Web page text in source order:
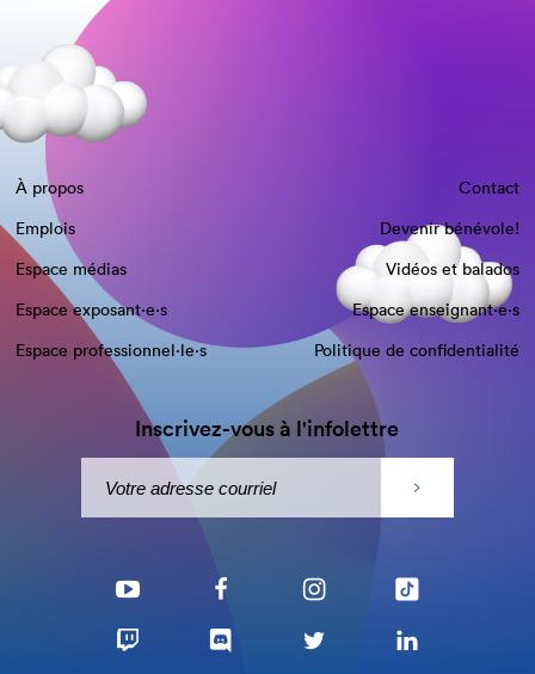
À propos
Contact
Emplois
Devenir bénévole!
Espace médias
Vidéos et balados
Espace exposant·e⋅s
Espace enseignant·e⋅s
Espace professionnel·le⋅s
Politique de confidentialité
Inscrivez-vous à l'infolettre